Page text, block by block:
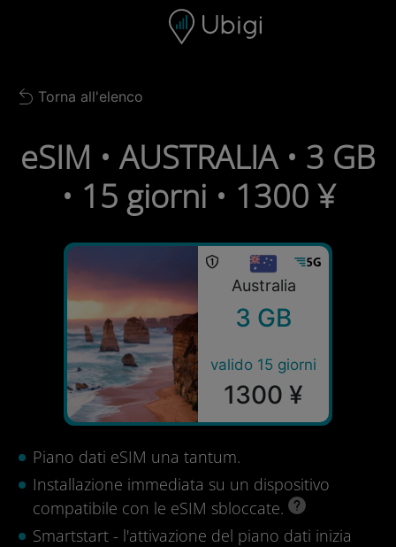
Barra di navigazione
Back to list
Torna all'elenco
eSIM • AUSTRALIA • 3 GB
• 15 giorni • 1300 ¥
Australia
3 GB
valido 15 giorni
1300 ¥
Piano dati eSIM una tantum.
Installazione immediata su un dispositivo
compatibile con le eSIM sbloccate.
Smartstart - l'attivazione del piano dati inizia